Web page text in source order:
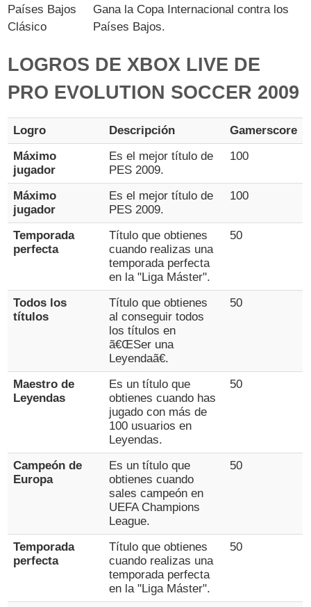
Países Bajos
Clásico
Gana la Copa Internacional contra los
Países Bajos.
LOGROS DE XBOX LIVE DE
PRO EVOLUTION SOCCER 2009
Logro Descripción
Gamerscore
Máximo
jugador
Es el mejor título de
PES 2009.
100
Máximo
jugador
Es el mejor título de
PES 2009.
100
Temporada
perfecta
Título que obtienes
cuando realizas una
temporada perfecta
en la "Liga Máster".
50
Todos los
títulos
Título que obtienes
al conseguir todos
los títulos en
ã€ŒSer una
Leyendaã€.
50
Maestro de
Leyendas
Es un título que
obtienes cuando has
jugado con más de
100 usuarios en
Leyendas.
50
Campeón de
Europa
Es un título que
obtienes cuando
sales campeón en
UEFA Champions
League.
50
Temporada
perfecta
Título que obtienes
cuando realizas una
temporada perfecta
en la "Liga Máster".
50